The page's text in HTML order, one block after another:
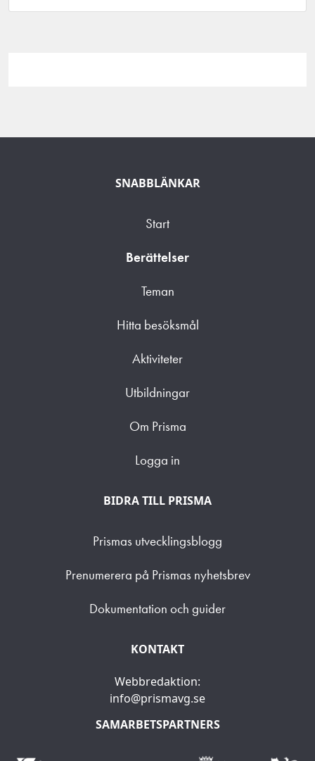
SNABBLÄNKAR
Start
Berättelser
Teman
Hitta besöksmål
Aktiviteter
Utbildningar
Om Prisma
Logga in
BIDRA TILL PRISMA
Prismas utvecklingsblogg
Prenumerera på Prismas nyhetsbrev
Dokumentation och guider
KONTAKT
Webbredaktion:
info@prismavg.se
SAMARBETSPARTNERS